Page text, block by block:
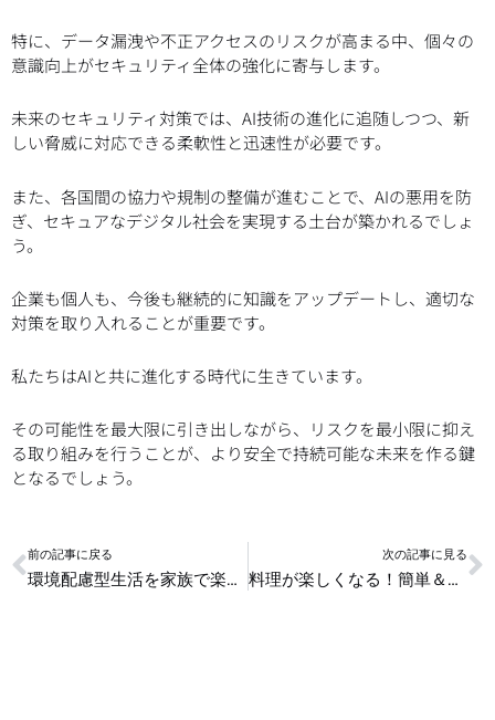
特に、データ漏洩や不正アクセスのリスクが高まる中、個々の
意識向上がセキュリティ全体の強化に寄与します。
未来のセキュリティ対策では、AI技術の進化に追随しつつ、新
しい脅威に対応できる柔軟性と迅速性が必要です。
また、各国間の協力や規制の整備が進むことで、AIの悪用を防
ぎ、セキュアなデジタル社会を実現する土台が築かれるでしょ
う。
企業も個人も、今後も継続的に知識をアップデートし、適切な
対策を取り入れることが重要です。
私たちはAIと共に進化する時代に生きています。
その可能性を最大限に引き出しながら、リスクを最小限に抑え
る取り組みを行うことが、より安全で持続可能な未来を作る鍵
となるでしょう。
Prev
前の記事に戻る
環境配慮型生活を家族で楽しむ方法
次の記事に見る
料理が楽しくなる！簡単＆便利なキッチンライフハック